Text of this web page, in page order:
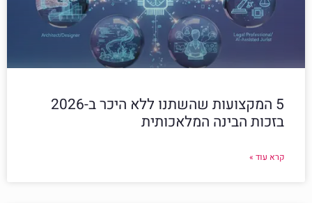
5 המקצועות שהשתנו ללא היכר ב-2026
בזכות הבינה המלאכותית
קרא עוד »